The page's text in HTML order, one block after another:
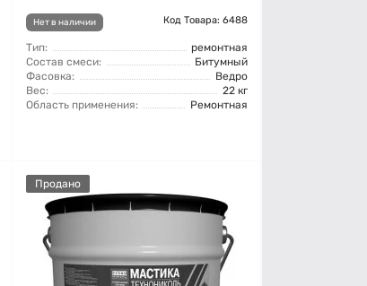
Нет в наличии Код Товара: 6488
Тип:
ремонтная
Состав смеси:
Битумный
Фасовка:
Ведро
Вес:
22 кг
Область применения:
Ремонтная
Продано